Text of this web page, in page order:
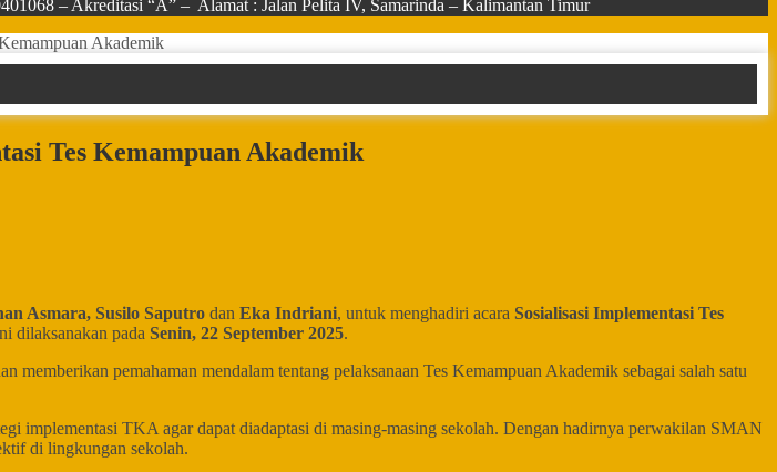
– Akreditasi “A” – Alamat : Jalan Pelita IV, Samarinda – Kalimantan Timur
Akademik
Tes Kemampuan Akademik
Asmara, Susilo Saputro dan Eka Indriani, untuk menghadiri acara Sosialisasi Implementasi Tes
dilaksanakan pada Senin, 22 September 2025.
pemahaman mendalam tentang pelaksanaan Tes Kemampuan Akademik sebagai salah satu
implementasi TKA agar dapat diadaptasi di masing-masing sekolah. Dengan hadirnya perwakilan SMAN
di lingkungan sekolah.